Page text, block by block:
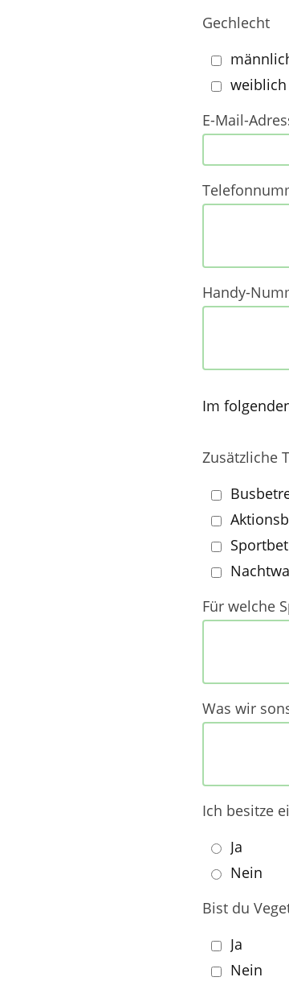
Gechlecht
weiblich
E-Mail-
Handy-
Im
Zusätzliche
Für welche
Was wir
Ich besitze
Ja
Nein
Bist du
Ja
Nein